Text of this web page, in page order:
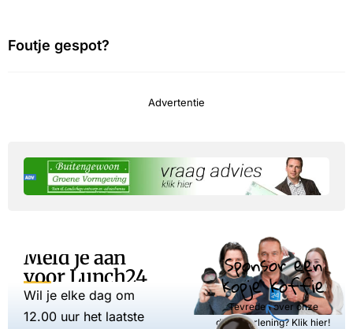
Foutje gespot?
Advertentie
Meld je aan
voor Lunch24
Wil je elke dag om
12.00 uur het laatste
Sponsor een
kopje koffie
Tevreden over onze
dienstverlening? Klik hier!